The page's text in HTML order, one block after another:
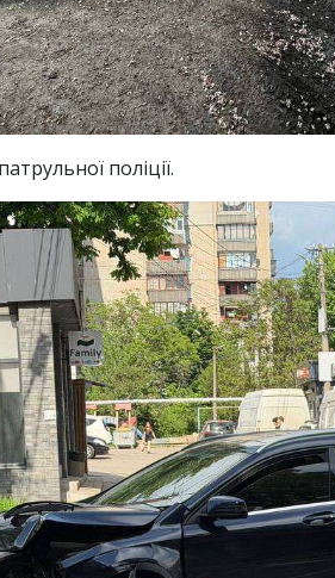
поліції.